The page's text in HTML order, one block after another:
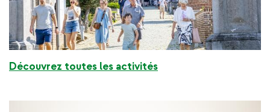
Découvrez toutes les activités